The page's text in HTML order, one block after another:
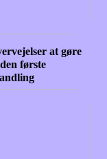
at gøre
første